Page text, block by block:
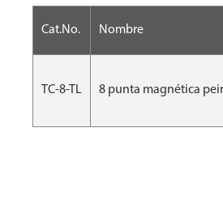
Cat.No. Nombre
TC-8-TL 8 punta magnética